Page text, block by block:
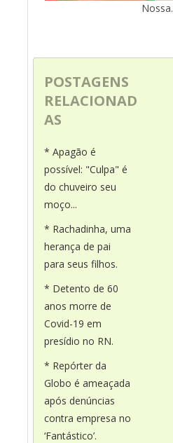
Nossa.
POSTAGENS
RELACIONAD
AS
* Apagão é
possível: "Culpa" é
do chuveiro seu
moço...
* Rachadinha, uma
herança de pai
para seus filhos.
* Detento de 60
anos morre de
Covid-19 em
presídio no RN.
* Repórter da
Globo é ameaçada
após denúncias
contra empresa no
‘Fantástico’.